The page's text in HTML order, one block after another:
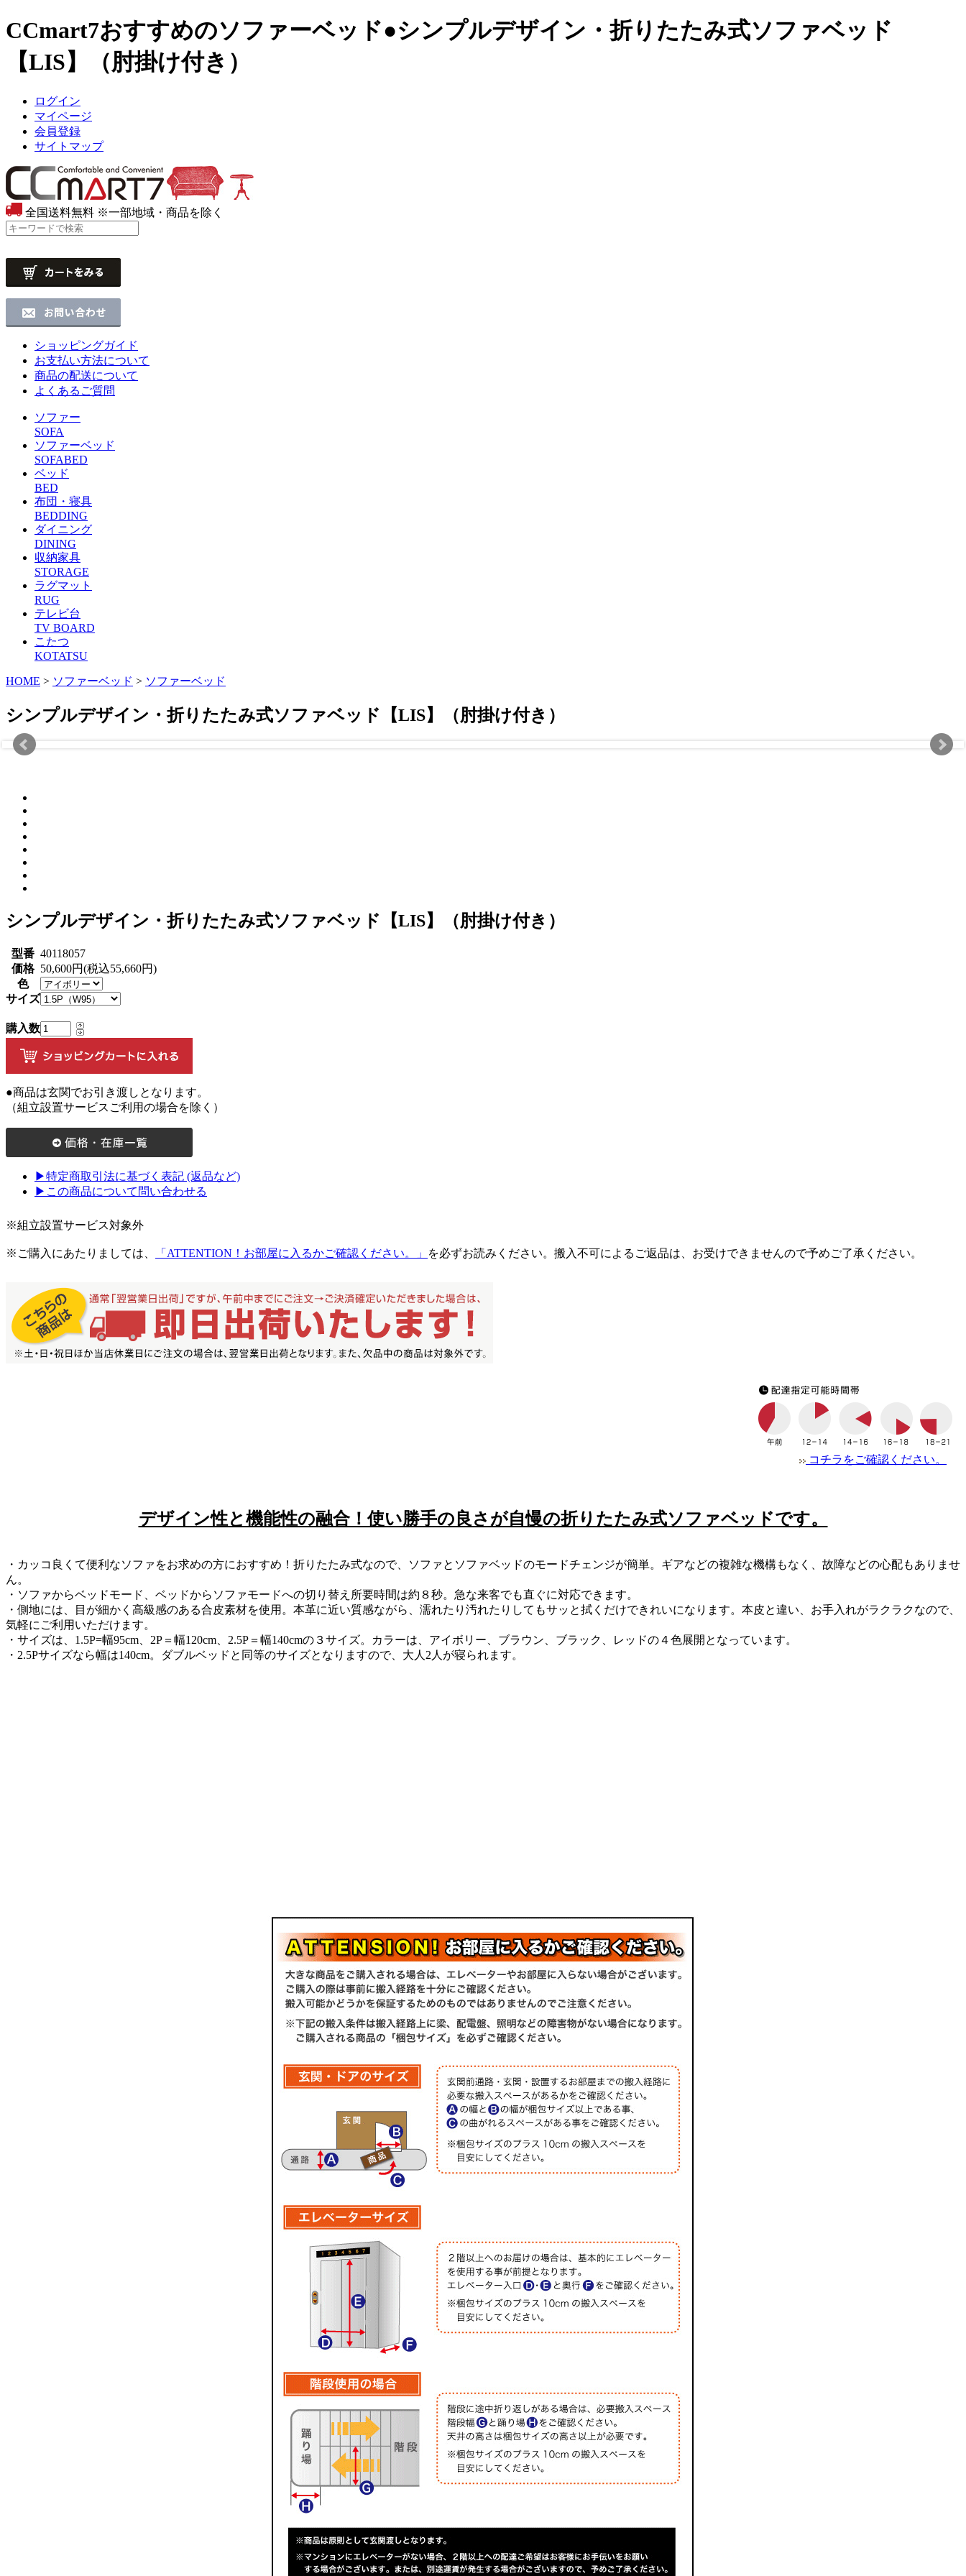
CCmart7おすすめのソファーベッド●シンプルデザイン・折りたたみ式ソファベッド
【LIS】（肘掛け付き）
ログイン
マイページ
会員登録
サイトマップ
全国送料無料 ※一部地域・商品を除く
ショッピングガイド
お支払い方法について
商品の配送について
よくあるご質問
ソファー
SOFA
ソファーベッド
SOFABED
ベッド
BED
布団・寝具
BEDDING
ダイニング
DINING
収納家具
STORAGE
ラグマット
RUG
テレビ台
TV BOARD
こたつ
KOTATSU
HOME > ソファーベッド > ソファーベッド
シンプルデザイン・折りたたみ式ソファベッド【LIS】（肘掛け付き）
シンプルデザイン・折りたたみ式ソファベッド【LIS】（肘掛け付き）
型番 40118057
価格 50,600円(税込55,660円)
色
サイズ
購入数
●商品は玄関でお引き渡しとなります。
（組立設置サービスご利用の場合を除く）
▶特定商取引法に基づく表記 (返品など)
▶この商品について問い合わせる
※組立設置サービス対象外
※ご購入にあたりましては、 「ATTENTION！お部屋に入るかご確認ください。」 を必ずお読みください。搬入不可によるご返品は、お受けできませんので予めご了承ください。
コチラをご確認ください。
デザイン性と機能性の融合！使い勝手の良さが自慢の折りたたみ式ソファベッドです。
・カッコ良くて便利なソファをお求めの方におすすめ！折りたたみ式なので、ソファとソファベッドのモードチェンジが簡単。ギアなどの複雑な機構もなく、故障などの心配もありませ
ん。
・ソファからベッドモード、ベッドからソファモードへの切り替え所要時間は約８秒。急な来客でも直ぐに対応できます。
・側地には、目が細かく高級感のある合皮素材を使用。本革に近い質感ながら、濡れたり汚れたりしてもサッと拭くだけできれいになります。本皮と違い、お手入れがラクラクなので、
気軽にご利用いただけます。
・サイズは、1.5P=幅95cm、2P＝幅120cm、2.5P＝幅140cmの３サイズ。カラーは、アイボリー、ブラウン、ブラック、レッドの４色展開となっています。
・2.5Pサイズなら幅は140cm。ダブルベッドと同等のサイズとなりますので、大人2人が寝られます。